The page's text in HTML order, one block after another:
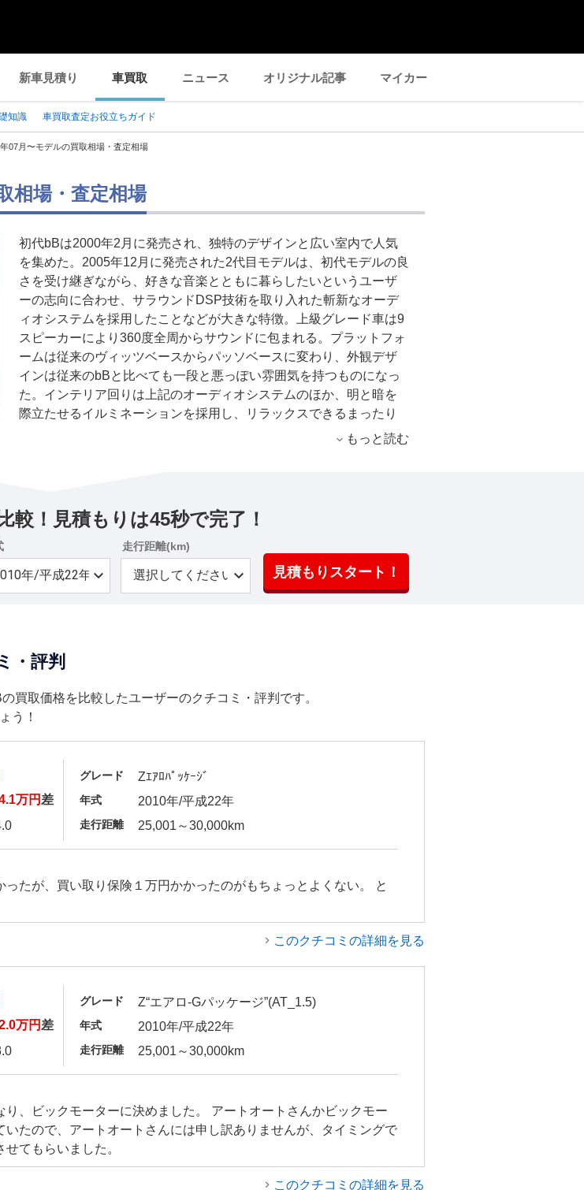
新車見積り 車買取 ニュース オリジナル記事 マイカー
知識 車買取査定お役立ちガイド
07月〜モデルの買取相場・査定相場
相場・査定相場
初代bBは2000年2月に発売され、独特のデザインと広い室内で人気
を集めた。2005年12月に発売された2代目モデルは、初代モデルの良
さを受け継ぎながら、好きな音楽とともに暮らしたいというユーザ
ーの志向に合わせ、サラウンドDSP技術を取り入れた斬新なオーデ
ィオシステムを採用したことなどが大きな特徴。上級グレード車は9
スピーカーにより360度全周からサウンドに包まれる。プラットフォ
ームは従来のヴィッツベースからパッソベースに変わり、外観デザ
インは従来のbBと比べても一段と悪っぽい雰囲気を持つものになっ
た。インテリア回りは上記のオーディオシステムのほか、明と暗を
際立たせるイルミネーションを採用し、リラックスできるまったり
モードのシートアレンジを設定するなどした。全長はわずかに短く
基準排気ガス75％低減レベルを達成している。駆動方式はFFと4WD
があり、FF車には両方のエンジンが搭載されるが、4WD車は1.3リッ
ターのみの設定だ。トランスミッションは全車とも電子制御式4速
AT。2006年6月には廉価グレードのSにもQバージョンを設定（FF車
のみ）した。2007年8月にはウインカー付きのドアミラーを採用した
ンを整理して装備の充実化を図った。
もっと読む
較！見積もりは45秒で完了！
走行距離(km)
見積もりスタート！
・評判
買取価格を比較したユーザーのクチコミ・評判です。
う！
万円 差
グレード Zｴｱﾛﾊﾟｯｹｰｼﾞ
年式 2010年/平成22年
走行距離 25,001～30,000km
ったが、買い取り保険１万円かかったのがもちょっとよくない。 と
このクチコミの詳細を見る
万円 差
グレード Z“エアロ-Gパッケージ”(AT_1.5)
年式 2010年/平成22年
走行距離 25,001～30,000km
り、ビックモーターに決めました。 アートオートさんかビックモー
いたので、アートオートさんには申し訳ありませんが、タイミングで
てもらいました。
このクチコミの詳細を見る